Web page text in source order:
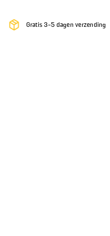
Gratis 3-5 dagen verzending